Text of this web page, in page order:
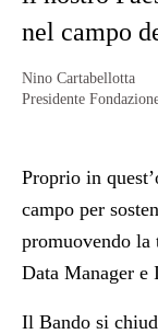
nel campo
Nino Cartabellotta
Presidente
Proprio in
campo per
promuovendo la
Data Manager
Il Bando si